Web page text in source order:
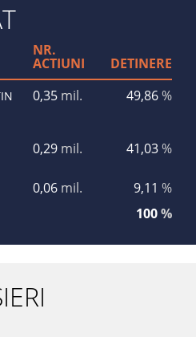
NR.
ACTIUNI DETINERE
0,35 mil. 49,86%
0,29 mil. 41,03%
0,06 mil. 9,11 %
100%